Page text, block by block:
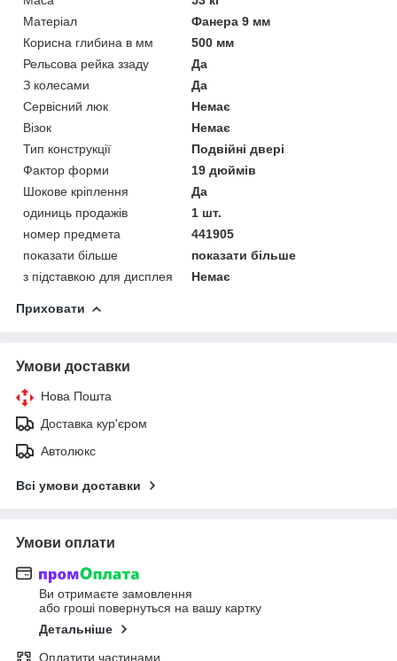
Матеріал
Фанера 9 мм
Корисна глибина в мм
500 мм
Рельсова рейка ззаду
Да
З колесами
Да
Сервісний люк
Немає
Візок
Немає
Тип конструкції
Подвійні двері
Фактор форми
19 дюймів
Шокове кріплення
Да
одиниць продажів
1 шт.
номер предмета
441905
показати більше
показати більше
з підставкою для дисплея
Немає
Приховати
Умови доставки
Нова Пошта
Доставка кур'єром
Автолюкс
Всі умови доставки
Умови оплати
Ви отримаєте замовлення
або гроші повернуться на вашу картку
Детальніше
Оплатити частинами